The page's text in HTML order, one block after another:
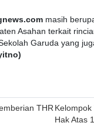
masih
Asahan terkait
Garuda yang
THR
Hak Atas